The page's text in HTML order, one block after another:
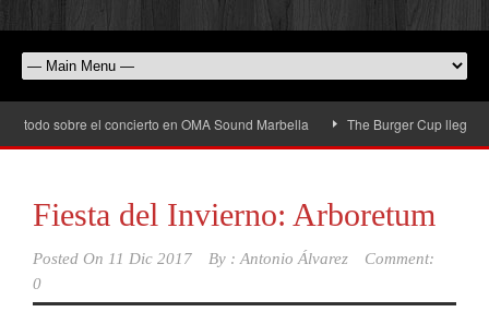
sobre el concierto en OMA Sound Marbella The Burger Cup llega a
Fiesta del Invierno: Arboretum
Posted On 11 Dic 2017 By : Antonio Álvarez
Comment:
0